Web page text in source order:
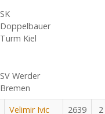
SK
Doppelbauer
Turm Kiel
SV Werder
Bremen
Velimir Ivic 2639 2